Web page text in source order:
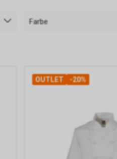
Farbe
OUTLET -20%